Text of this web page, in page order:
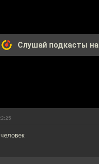
Слушай подкасты на